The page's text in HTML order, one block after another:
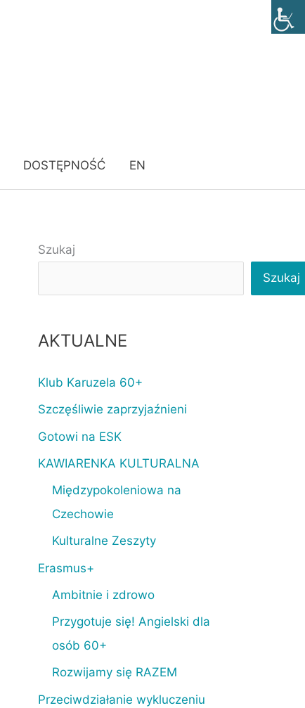
DOSTĘPNOŚĆ EN
Szukaj
Szukaj
AKTUALNE
Klub Karuzela 60+
Szczęśliwie zaprzyjaźnieni
Gotowi na ESK
KAWIARENKA KULTURALNA
Międzypokoleniowa na
Czechowie
Kulturalne Zeszyty
Erasmus+
Ambitnie i zdrowo
Przygotuje się! Angielski dla
osób 60+
Rozwijamy się RAZEM
Przeciwdziałanie wykluczeniu